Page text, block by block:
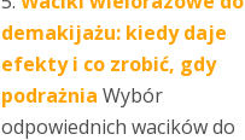
demakijażu: kiedy daje
efekty i co zrobić, gdy
podrażnia Wybór
odpowiednich wacików do